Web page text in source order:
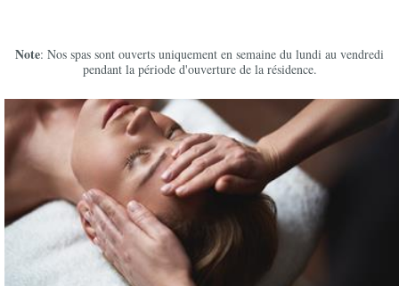
Note: Nos spas sont ouverts uniquement en semaine du lundi au vendredi
pendant la période d'ouverture de la résidence.